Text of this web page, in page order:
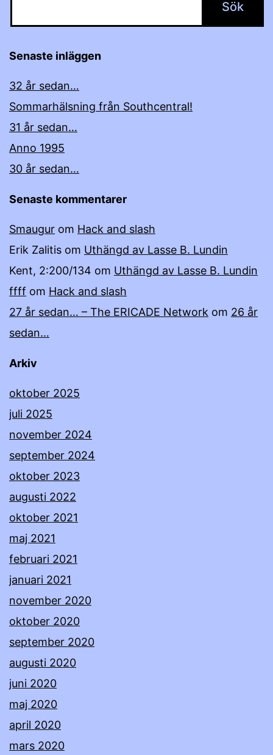
Senaste inläggen
32 år sedan…
Sommarhälsning från Southcentral!
31 år sedan…
Anno 1995
30 år sedan…
Senaste kommentarer
Smaugur om Hack and slash
Erik Zalitis om Uthängd av Lasse B. Lundin
Kent, 2:200/134 om Uthängd av Lasse B. Lundin
ffff om Hack and slash
27 år sedan… – The ERICADE Network om 26 år
sedan…
Arkiv
oktober 2025
juli 2025
november 2024
september 2024
oktober 2023
augusti 2022
oktober 2021
maj 2021
februari 2021
januari 2021
november 2020
oktober 2020
september 2020
augusti 2020
juni 2020
maj 2020
april 2020
mars 2020